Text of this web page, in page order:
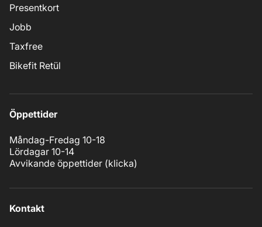
Presentkort
Jobb
Taxfree
Bikefit Retül
Öppettider
Måndag-Fredag 10-18
Lördagar 10-14
Avvikande öppettider (klicka)
Kontakt